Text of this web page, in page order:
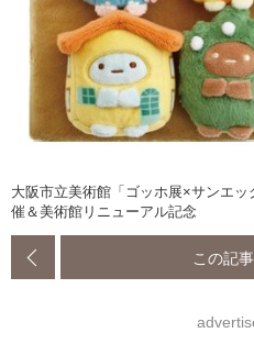
大阪市立美術館「ゴッホ展×サンエ
催＆美術館リニューアル記念
この記